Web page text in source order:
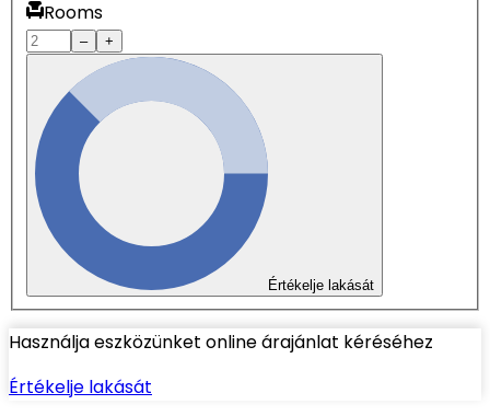
Rooms
– +
Értékelje lakását
Használja eszközünket online árajánlat kéréséhez
Értékelje lakását